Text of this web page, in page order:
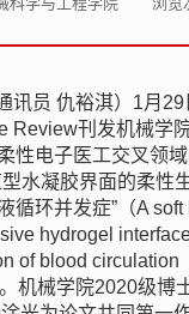
讯员 仇裕淇）1月29
Review刊发机械学
性电子医工交叉领
水凝胶界面的柔性
循环并发症” （A soft
hydrogel
of blood circulation
机械学院2020级博